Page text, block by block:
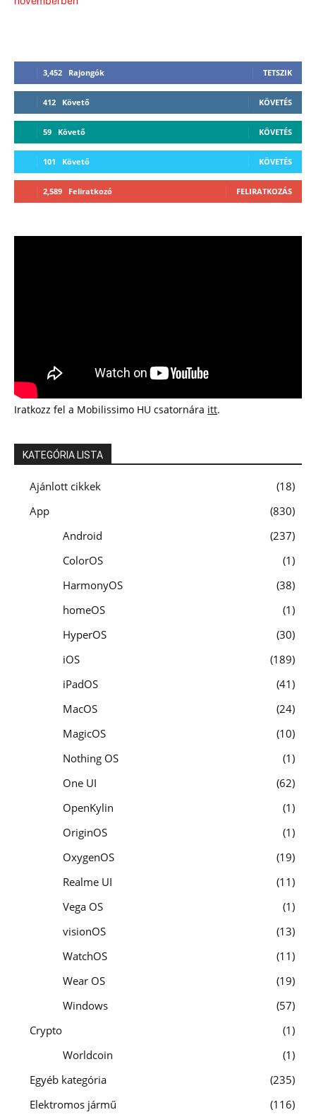
3,452 Rajongók TETSZIK
412 Követő KÖVETÉS
59 Követő KÖVETÉS
101 Követő KÖVETÉS
2,589 Feliratkozó FELIRATKOZÁS
Iratkozz fel a Mobilissimo HU csatornára itt.
KATEGÓRIA LISTA
Ajánlott cikkek
18
App
830
Android
237
ColorOS
1
HarmonyOS
38
homeOS
1
HyperOS
30
iOS
189
iPadOS
41
MacOS
24
MagicOS
10
Nothing OS
1
One UI
62
OpenKylin
1
OriginOS
1
OxygenOS
19
Realme UI
11
Vega OS
1
visionOS
13
WatchOS
11
Wear OS
19
Windows
57
Crypto
1
Worldcoin
1
Egyéb kategória
235
Elektromos jármű
116